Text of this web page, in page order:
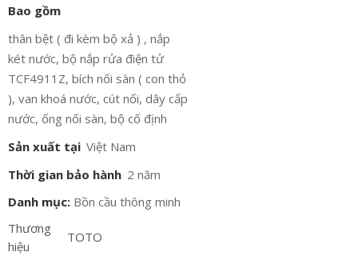
Bao gồm
thân bệt ( đi kèm bộ xả ) , nắp
két nước, bộ nắp rửa điện tử
TCF4911Z, bích nối sàn ( con thỏ
), van khoá nước, cút nối, dây cấp
nước, ống nối sàn, bộ cố định
Sản xuất tại Việt Nam
Thời gian bảo hành 2 năm
Danh mục: Bồn cầu thông minh
Thương
hiệu
TOTO